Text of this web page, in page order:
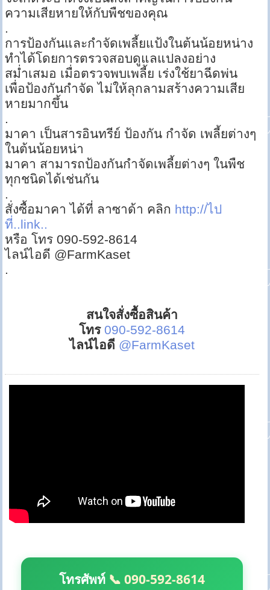
ความเสียหายให้กับพืชของคุณ
.
การป้องกันและกำจัดเพลี้ยแป้งในต้นน้อยหน่าง
ทำได้โดยการตรวจสอบดูแลแปลงอย่าง
สม่ำเสมอ เมื่อตรวจพบเพลี้ย เร่งใช้ยาฉีดพ่น
เพื่อป้องกันกำจัด ไม่ให้ลุกลามสร้างความเสีย
หายมากขึ้น
.
มาคา เป็นสารอินทรีย์ ป้องกัน กำจัด เพลี้ยต่างๆ
ในต้นน้อยหน่า
มาคา สามารถป้องกันกำจัดเพลี้ยต่างๆ ในพืช
ทุกชนิดได้เช่นกัน
.
สั่งซื้อมาคา ได้ที่ ลาซาด้า คลิก http://ไป
ที่..link..
หรือ โทร 090-592-8614
ไลน์ไอดี @FarmKaset
.
สนใจสั่งซื้อสินค้า
โทร 090-592-8614
ไลน์ไอดี @FarmKaset
โทรศัพท์ 📞 090-592-8614